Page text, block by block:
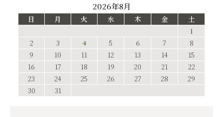
2026年8月
日 月 火 水 木 金
土
1
2
3 4 5 6 7
8
9
10 11 12 13 14
15
16
17 18 19 20 21
22
23
24 25 26 27 28
29
30
31